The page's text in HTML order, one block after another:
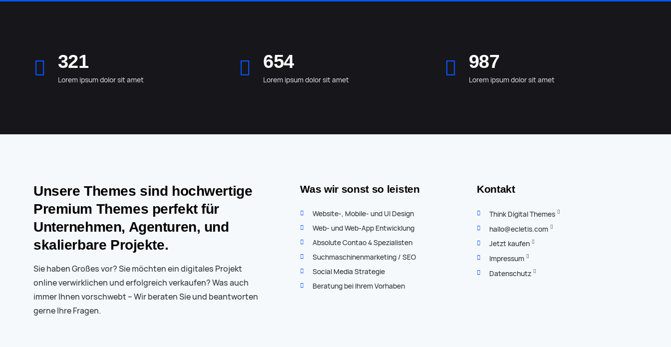
321
Lorem ipsum dolor sit amet
654
Lorem ipsum dolor sit amet
987
Lorem ipsum dolor sit amet
Unsere Themes sind hochwertige
Premium Themes perfekt für
Unternehmen, Agenturen, und
skalierbare Projekte.
Sie haben Großes vor? Sie möchten ein digitales Projekt
online verwirklichen und erfolgreich verkaufen? Was auch
immer Ihnen vorschwebt – Wir beraten Sie und beantworten
gerne Ihre Fragen.
Was wir sonst so leisten
Website-, Mobile- und UI Design
Web- und Web-App Entwicklung
Absolute Contao 4 Spezialisten
Suchmaschinen­­marketing / SEO
Social Media Strategie
Beratung bei Ihrem Vorhaben
Kontakt
Think Digital Themes
hallo@ecletis.com
Jetzt kaufen
Impressum
Datenschutz